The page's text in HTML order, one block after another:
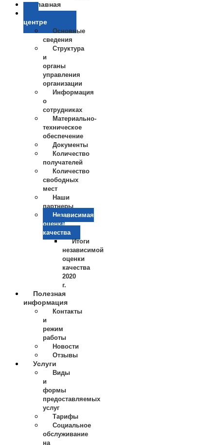
Главная
центре
Основные
сведения
Структура
и
органы
управления
организации
Информация
о
сотрудниках
Материально-
техническое
обеспечение
Документы
Количество
получателей
Количество
свободных
мест
Наши
партнеры
Независимая
оценка
качества
Итоги
независимой
оценки
качества
2020
г.
Полезная
информация
Контакты
и
режим
работы
Новости
Отзывы
Услуги
Виды
и
формы
предоставляемых
услуг
Тарифы
Социальное
обслуживание
на